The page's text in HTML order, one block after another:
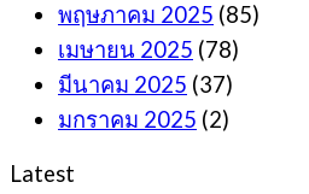
พฤษภาคม 2025 (85)
เมษายน 2025 (78)
มีนาคม 2025 (37)
มกราคม 2025 (2)
Latest